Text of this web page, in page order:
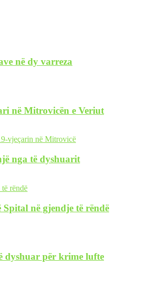
në dy varreza
në Mitrovicën e Veriut
nga të dyshuarit
në gjendje të rëndë
dyshuar për krime lufte